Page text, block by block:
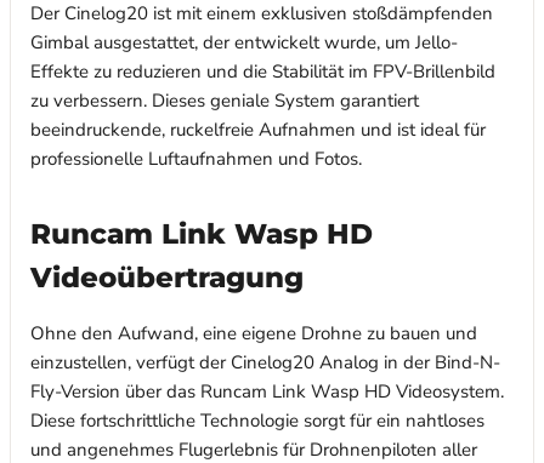
Der Cinelog20 ist mit einem exklusiven stoßdämpfenden
Gimbal ausgestattet, der entwickelt wurde, um Jello-
Effekte zu reduzieren und die Stabilität im FPV-Brillenbild
zu verbessern. Dieses geniale System garantiert
beeindruckende, ruckelfreie Aufnahmen und ist ideal für
professionelle Luftaufnahmen und Fotos.
Runcam Link Wasp HD
Videoübertragung
Ohne den Aufwand, eine eigene Drohne zu bauen und
einzustellen, verfügt der Cinelog20 Analog in der Bind-N-
Fly-Version über das Runcam Link Wasp HD Videosystem.
Diese fortschrittliche Technologie sorgt für ein nahtloses
und angenehmes Flugerlebnis für Drohnenpiloten aller